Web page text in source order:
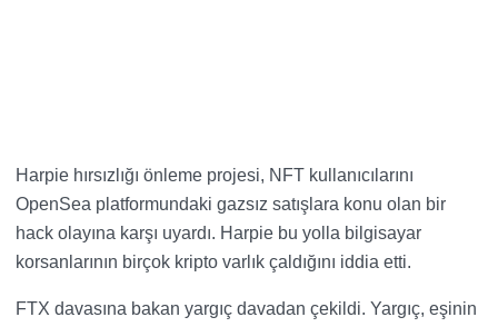
Harpie hırsızlığı önleme projesi, NFT kullanıcılarını
OpenSea platformundaki gazsız satışlara konu olan bir
hack olayına karşı uyardı. Harpie bu yolla bilgisayar
korsanlarının birçok kripto varlık çaldığını iddia etti.
FTX davasına bakan yargıç davadan çekildi. Yargıç, eşinin